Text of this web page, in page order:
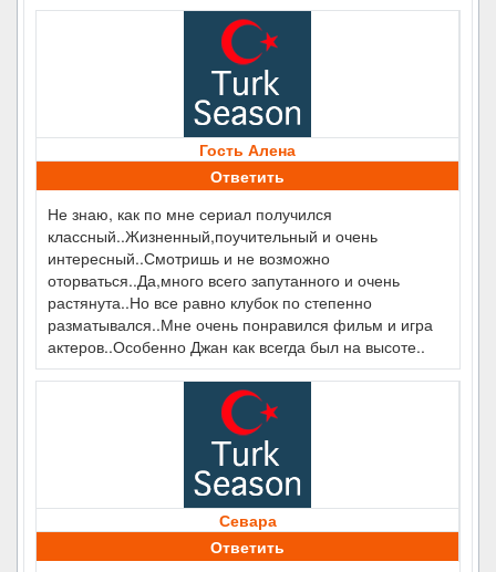
Гость Алена
Ответить
Не знаю, как по мне сериал получился
классный..Жизненный,поучительный и очень
интересный..Смотришь и не возможно
оторваться..Да,много всего запутанного и очень
растянута..Но все равно клубок по степенно
разматывался..Мне очень понравился фильм и игра
актеров..Особенно Джан как всегда был на высоте..
Севара
Ответить